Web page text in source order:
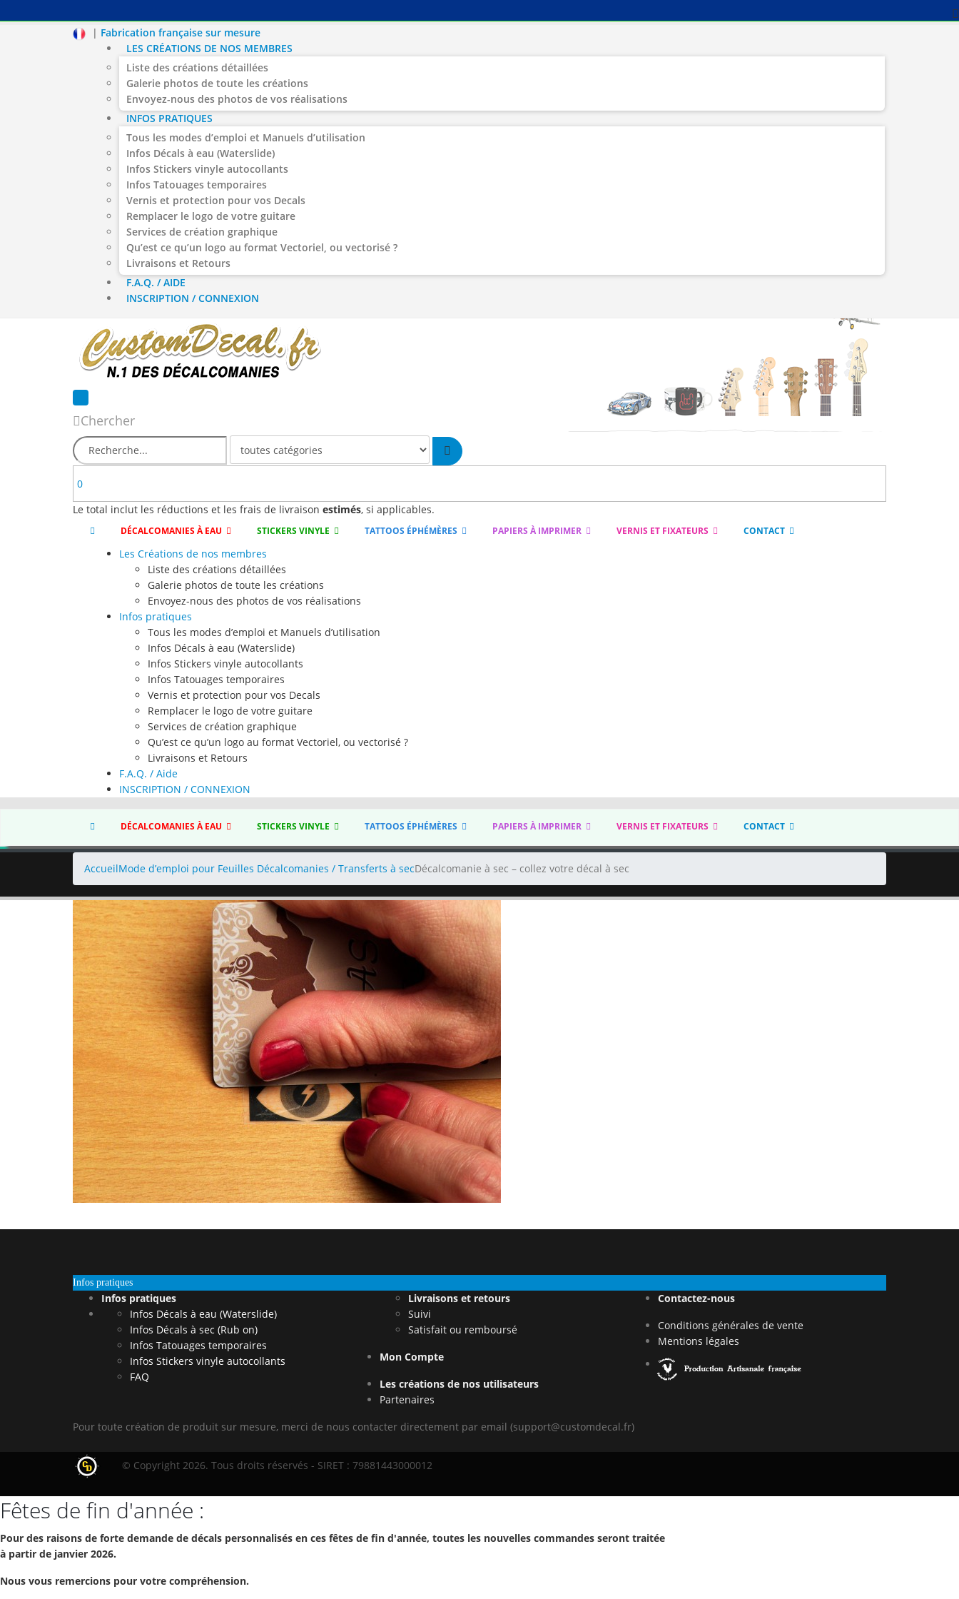
| Fabrication française sur mesure
LES CRÉATIONS DE NOS MEMBRES
Liste des créations détaillées
Galerie photos de toute les créations
Envoyez-nous des photos de vos réalisations
INFOS PRATIQUES
Tous les modes d’emploi et Manuels d’utilisation
Infos Décals à eau (Waterslide)
Infos Stickers vinyle autocollants
Infos Tatouages temporaires
Vernis et protection pour vos Decals
Remplacer le logo de votre guitare
Services de création graphique
Qu’est ce qu’un logo au format Vectoriel, ou vectorisé ?
Livraisons et Retours
F.A.Q. / AIDE
INSCRIPTION / CONNEXION
Chercher
0
Le total inclut les réductions et les frais de livraison estimés, si applicables.
DÉCALCOMANIES À EAU STICKERS VINYLE TATTOOS ÉPHÉMÈRES PAPIERS À IMPRIMER VERNIS ET FIXATEURS CONTACT
Les Créations de nos membres
Liste des créations détaillées
Galerie photos de toute les créations
Envoyez-nous des photos de vos réalisations
Infos pratiques
Tous les modes d’emploi et Manuels d’utilisation
Infos Décals à eau (Waterslide)
Infos Stickers vinyle autocollants
Infos Tatouages temporaires
Vernis et protection pour vos Decals
Remplacer le logo de votre guitare
Services de création graphique
Qu’est ce qu’un logo au format Vectoriel, ou vectorisé ?
Livraisons et Retours
F.A.Q. / Aide
INSCRIPTION / CONNEXION
DÉCALCOMANIES À EAU STICKERS VINYLE TATTOOS ÉPHÉMÈRES PAPIERS À IMPRIMER VERNIS ET FIXATEURS CONTACT
AccueilMode d’emploi pour Feuilles Décalcomanies / Transferts à secDécalcomanie à sec – collez votre décal à sec
Infos pratiques
Infos pratiques
Infos Décals à eau (Waterslide)
Infos Décals à sec (Rub on)
Infos Tatouages temporaires
Infos Stickers vinyle autocollants
FAQ
Livraisons et retours
Suivi
Satisfait ou remboursé
Mon Compte
Les créations de nos utilisateurs
Partenaires
Contactez-nous
Conditions générales de vente
Mentions légales
Pour toute création de produit sur mesure, merci de nous contacter directement par email (support@customdecal.fr)
© Copyright 2026. Tous droits réservés - SIRET : 79881443000012
Fêtes de fin d'année :
Pour des raisons de forte demande de décals personnalisés en ces fêtes de fin d'année, toutes les nouvelles commandes seront traitée
à partir de janvier 2026.
Nous vous remercions pour votre compréhension.